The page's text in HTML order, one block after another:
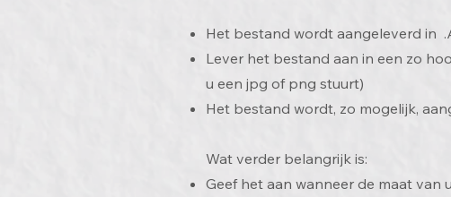
Het bestand wordt aangeleverd in
Lever het bestand aan in een zo
u een jpg of png stuurt)
Het bestand wordt, zo mogelijk,
Wat verder belangrijk is:
Geef het aan wanneer de maat van